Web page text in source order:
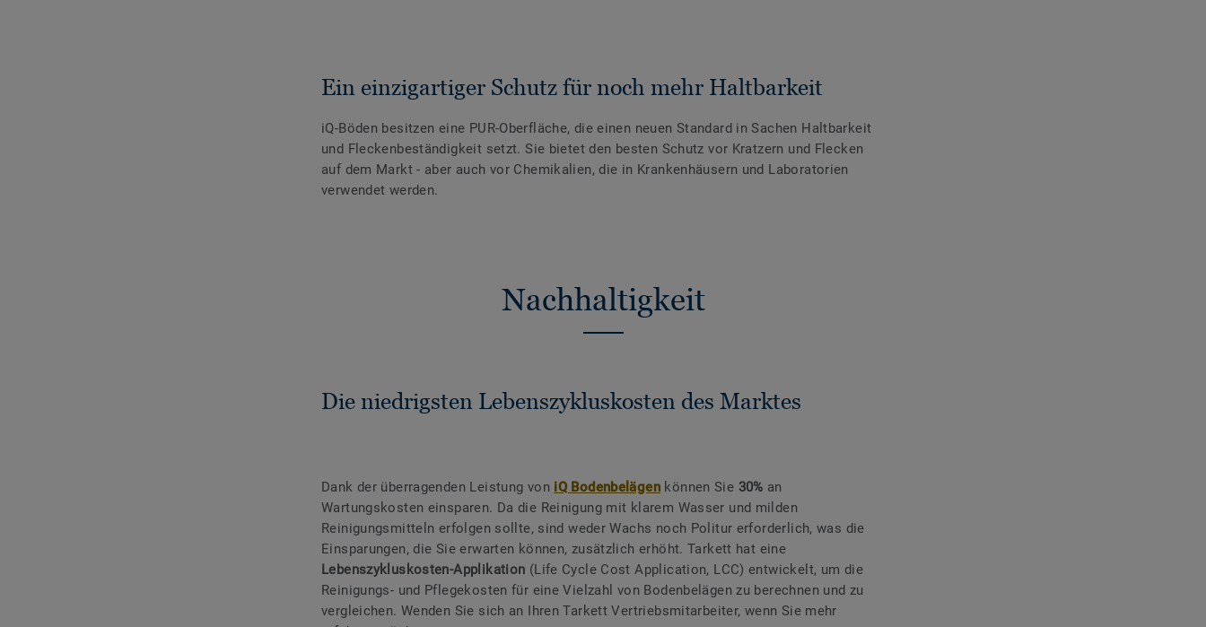
Ein einzigartiger Schutz für noch mehr Haltbarkeit
iQ-Böden besitzen eine PUR-Oberfläche, die einen neuen Standard in Sachen Haltbarkeit
und Fleckenbeständigkeit setzt. Sie bietet den besten Schutz vor Kratzern und Flecken
auf dem Markt - aber auch vor Chemikalien, die in Krankenhäusern und Laboratorien
verwendet werden.
Nachhaltigkeit
Die niedrigsten Lebenszykluskosten des Marktes
Dank der überragenden Leistung von iQ Bodenbelägen können Sie 30% an
Wartungskosten einsparen. Da die Reinigung mit klarem Wasser und milden
Reinigungsmitteln erfolgen sollte, sind weder Wachs noch Politur erforderlich, was die
Einsparungen, die Sie erwarten können, zusätzlich erhöht. Tarkett hat eine
Lebenszykluskosten-Applikation (Life Cycle Cost Application, LCC) entwickelt, um die
Reinigungs- und Pflegekosten für eine Vielzahl von Bodenbelägen zu berechnen und zu
vergleichen. Wenden Sie sich an Ihren Tarkett Vertriebsmitarbeiter, wenn Sie mehr